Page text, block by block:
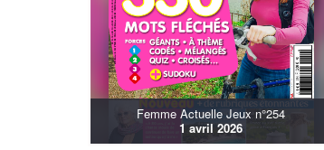
Femme Actuelle Jeux n°254
1 avril 2026